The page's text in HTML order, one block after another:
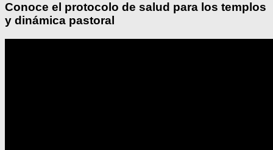
Conoce el protocolo de salud para los templos
y dinámica pastoral